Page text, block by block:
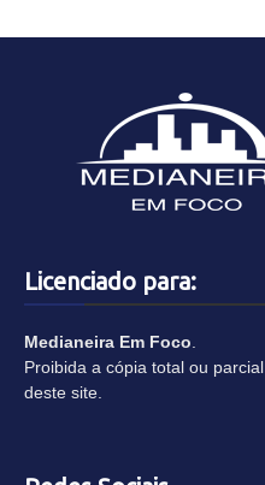
Licenciado para:
Medianeira Em Foco
Proibida a cópia total ou parcial
deste site.